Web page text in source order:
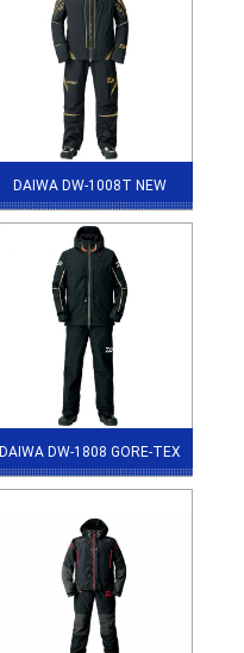
DAIWA DW-1008T NEW
DAIWA DW-1808 GORE-TEX